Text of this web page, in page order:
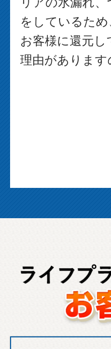
をしているた
お客様に還元
理由がありま